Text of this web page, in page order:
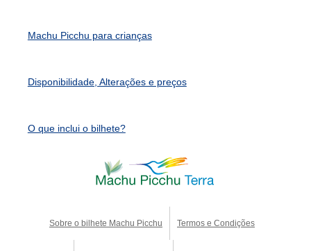
Machu Picchu para crianças
Disponibilidade, Alterações e preços
O que inclui o bilhete?
Sobre o bilhete Machu Picchu Termos e Condições